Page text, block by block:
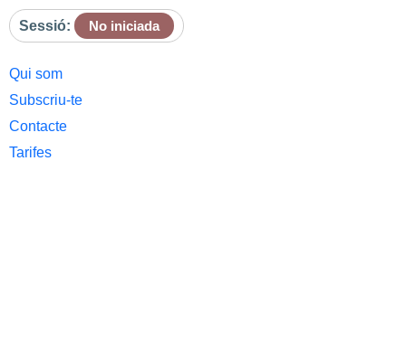
Sessió: No iniciada
Qui som
Subscriu-te
Contacte
Tarifes